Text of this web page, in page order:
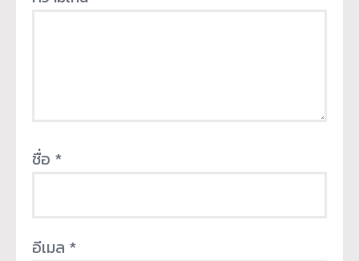
ชื่อ *
อีเมล *